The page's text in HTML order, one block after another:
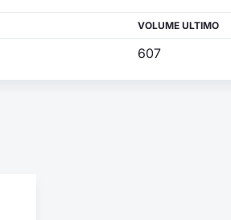
VOLUME ULTIMO
607